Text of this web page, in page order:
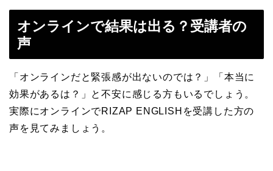
オンラインで結果は出る？受講者の
声
「オンラインだと緊張感が出ないのでは？」「本当に
効果があるは？」と不安に感じる方もいるでしょう。
実際にオンラインでRIZAP ENGLISHを受講した方の
声を見てみましょう。